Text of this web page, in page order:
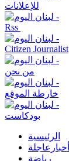
للإعلانات
Rss
Citizen Journalist
من نحن
خارطة الموقع
بودكاست
الرئيسية
أخبارعاجلة
رياضة